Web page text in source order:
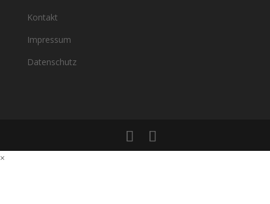
Kontakt
Impressum
Datenschutz
×